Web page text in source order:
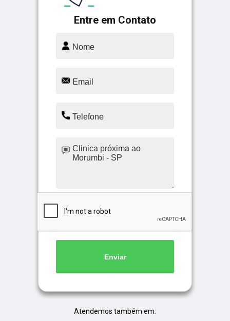
Entre em Contato
Enviar
Atendemos também em: